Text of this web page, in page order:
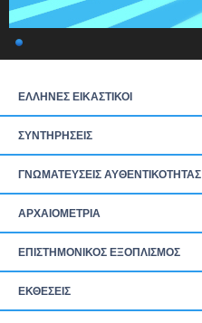
ΕΛΛΗΝΕΣ ΕΙΚΑΣΤΙΚΟΙ
ΣΥΝΤΗΡΗΣΕΙΣ
ΓΝΩΜΑΤΕΥΣΕΙΣ ΑΥΘΕΝΤΙΚΟΤΗΤΑΣ
ΑΡΧΑΙΟΜΕΤΡΙΑ
ΕΠΙΣΤΗΜΟΝΙΚΟΣ ΕΞΟΠΛΙΣΜΟΣ
ΕΚΘΕΣΕΙΣ